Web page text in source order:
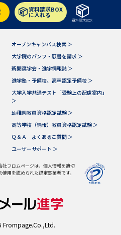
資料検索
受験スケジュールを立てよう
テレメール全国一斉進学調査
学問検索
資料請求BOX
に入れる
資料請求BOX
オープンキャンパス検索 ＞
大学院のパンフ・願書を請求 ＞
新聞奨学会・進学情報誌 ＞
進学塾・予備校、高卒認定予備校 ＞
大学入学共通テスト「受験上の配慮案内」
＞
幼稚園教員資格認定試験 ＞
高等学校（情報）教員資格認定試験 ＞
Ｑ＆Ａ よくあるご質問 ＞
ユーザーサポート ＞
社フロムページは、個人情報を適切
用を認められた認定事業者です。
Frompage.Co.,Ltd.